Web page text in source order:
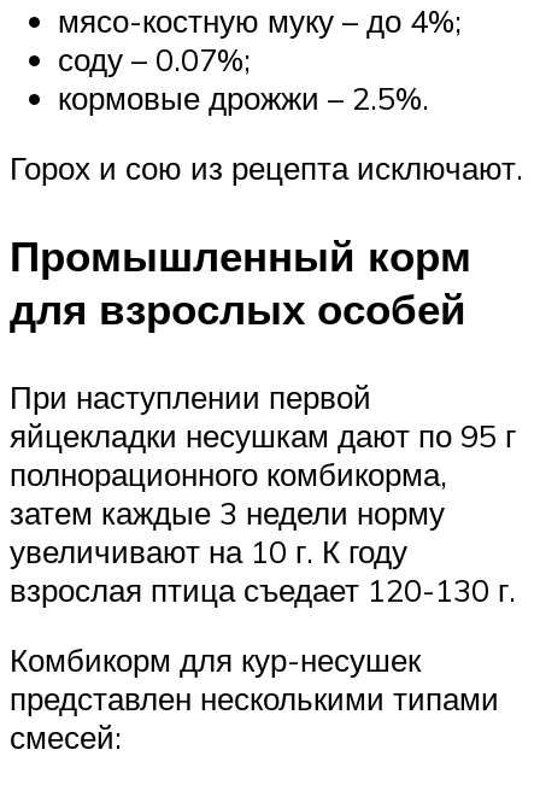
мясо-костную муку – до 4%;
соду – 0.07%;
кормовые дрожжи – 2.5%.
Горох и сою из рецепта исключают.
Промышленный корм
для взрослых особей
При наступлении первой
яйцекладки несушкам дают по 95 г
полнорационного комбикорма,
затем каждые 3 недели норму
увеличивают на 10 г. К году
взрослая птица съедает 120-130 г.
Комбикорм для кур-несушек
представлен несколькими типами
смесей: